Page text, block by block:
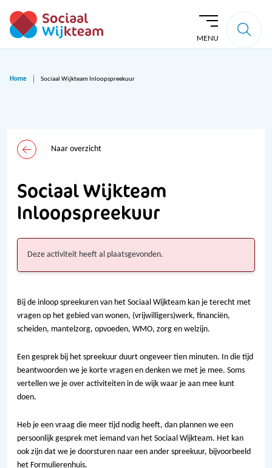
MENU
Home Sociaal Wijkteam Inloopspreekuur
Naar overzicht
Sociaal Wijkteam
Inloopspreekuur
Deze activiteit heeft al plaatsgevonden.
Bij de inloop spreekuren van het Sociaal Wijkteam kan je terecht met
vragen op het gebied van wonen, (vrijwilligers)werk, financiën,
scheiden, mantelzorg, opvoeden, WMO, zorg en welzijn.
Een gesprek bij het spreekuur duurt ongeveer tien minuten. In die tijd
beantwoorden we je korte vragen en denken we met je mee. Soms
vertellen we je over activiteiten in de wijk waar je aan mee kunt
doen.
Heb je een vraag die meer tijd nodig heeft, dan plannen we een
persoonlijk gesprek met iemand van het Sociaal Wijkteam. Het kan
ook zijn dat we je doorsturen naar een ander spreekuur, bijvoorbeeld
het Formulierenhuis.